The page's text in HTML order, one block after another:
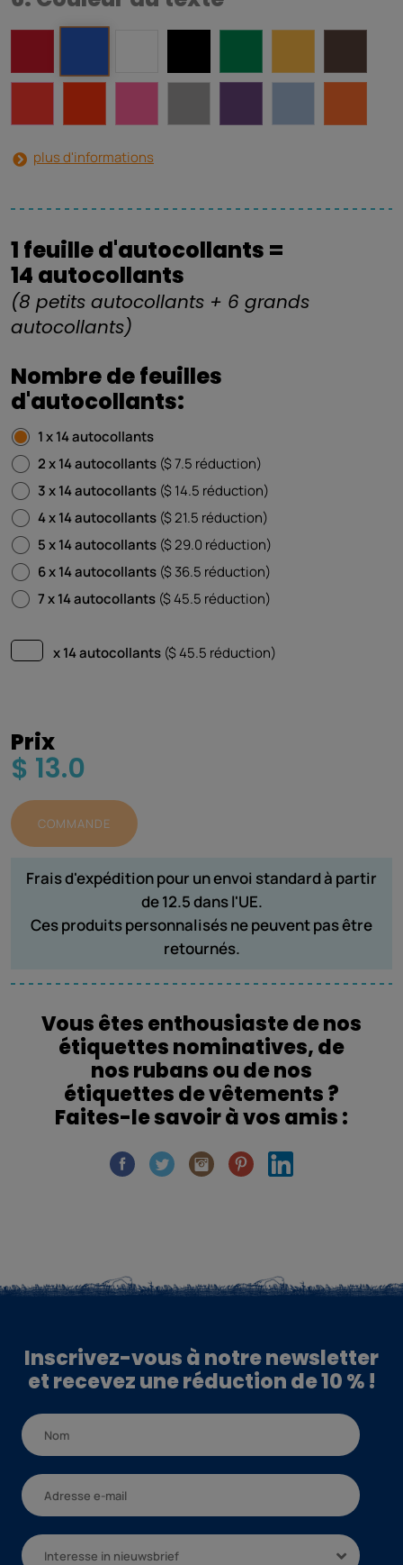
plus d'informations
1 feuille d'autocollants =
14 autocollants
(8 petits autocollants + 6 grands
autocollants)
Nombre de feuilles
d'autocollants:
1 x 14 autocollants
2 x 14 autocollants ($ 7.5 réduction)
3 x 14 autocollants ($ 14.5 réduction)
4 x 14 autocollants ($ 21.5 réduction)
5 x 14 autocollants ($ 29.0 réduction)
6 x 14 autocollants ($ 36.5 réduction)
7 x 14 autocollants ($ 45.5 réduction)
x 14 autocollants ($45.5 réduction)
Prix
$ 13.0
COMMANDE
Frais d'expédition pour un envoi standard à partir
de 12.5 dans l'UE.
Ces produits personnalisés ne peuvent pas être
retournés.
Vous êtes enthousiaste de nos
étiquettes nominatives, de
nos rubans ou de nos
étiquettes de vêtements ?
Faites-le savoir à vos amis :
Inscrivez-vous à notre newsletter
et recevez une réduction de 10 % !
Interesse in nieuwsbrief